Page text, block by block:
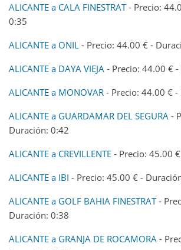
ALICANTE a CALA FINESTRAT- Precio:
0:35
ALICANTE a ONIL - Precio: 44.00 € -
ALICANTE a DAYA VIEJA - Precio: 44.00 €
ALICANTE a MONOVAR - Precio: 44.00 €
ALICANTE a GUARDAMAR DEL SEGURA -
Duración: 0:42
ALICANTE a CREVILLENTE - Precio: 45.00
ALICANTE a IBI - Precio: 45.00 € -
ALICANTE a GOLF BAHIA FINESTRAT-
Duración: 0:38
ALICANTE a GRANJA DE ROCAMORA -